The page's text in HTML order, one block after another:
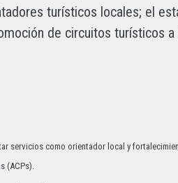
turísticos locales; el
de circuitos turísticos
servicios como orientador local y
(ACPs).